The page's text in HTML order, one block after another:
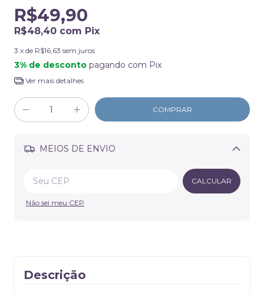
R$49,90
R$48,40 com Pix
3 x de R$16,63 sem juros
3% de desconto pagando com Pix
Ver mais detalhes
MEIOS DE ENVIO
Alterar CEP
CALCULAR
Não sei meu CEP
Descrição